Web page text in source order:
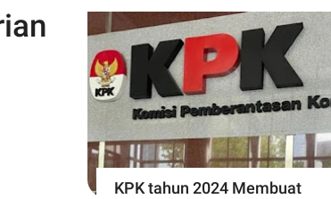
KPK tahun 2024 Membuat